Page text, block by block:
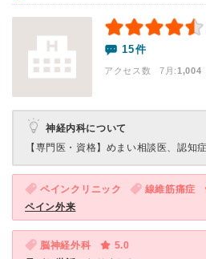
15件
アクセス数 7月:1,004
神経内科について
【専門医・資格】 めまい相談医、認知
ペインクリニック 線維筋痛症
ペイン外来
脳神経外科
5.0